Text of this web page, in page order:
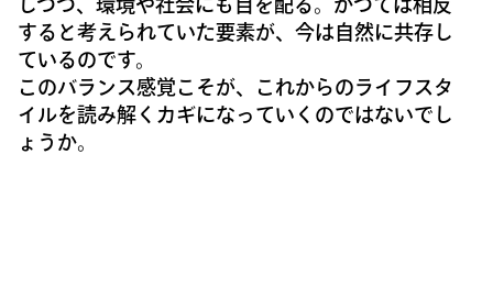
しつつ、環境や社会にも目を配る。かつては相反
すると考えられていた要素が、今は自然に共存し
ているのです。
このバランス感覚こそが、これからのライフスタ
イルを読み解くカギになっていくのではないでし
ょうか。